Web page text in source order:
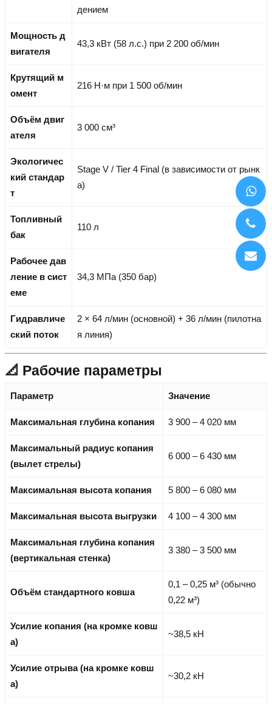
дением
Мощность д
вигателя
43,3 кВт (58 л.с.) при 2 200 об/мин
Крутящий м
омент
216 Н·м при 1 500 об/мин
Объём двиг
ателя
3 000 см³
Экологичес
кий стандар
т
Stage V / Tier 4 Final (в зависимости от рынк
а)
Топливный
бак
110 л
Рабочее дав
ление в сист
еме
34,3 МПа (350 бар)
Гидравличе
ский поток
2 × 64 л/мин (основной) + 36 л/мин (пилотна
я линия)
📐 Рабочие параметры
Параметр Значение
Максимальная глубина копания 3 900 – 4 020 мм
Максимальный радиус копания
(вылет стрелы)
6 000 – 6 430 мм
Максимальная высота копания 5 800 – 6 080 мм
Максимальная высота выгрузки 4 100 – 4 300 мм
Максимальная глубина копания
(вертикальная стенка)
3 380 – 3 500 мм
Объём стандартного ковша
0,1 – 0,25 м³ (обычно
0,22 м³)
Усилие копания (на кромке ковш
а)
~38,5 кН
Усилие отрыва (на кромке ковш
а)
~30,2 кН